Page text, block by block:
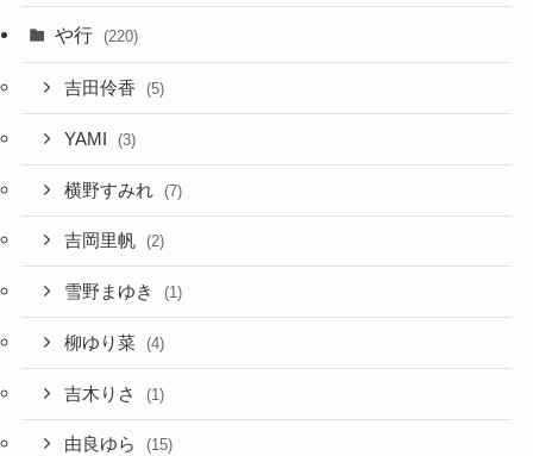
や行 (220)
吉田伶香 (5)
YAMI (3)
横野すみれ (7)
吉岡里帆 (2)
雪野まゆき (1)
柳ゆり菜 (4)
吉木りさ (1)
由良ゆら (15)